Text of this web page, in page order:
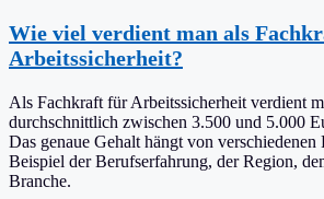
Wie viel verdient man als
Arbeitssicherheit?
Als Fachkraft für Arbeitssicherheit verdient
durchschnittlich zwischen 3.500 und 5.000
Das genaue Gehalt hängt von
Beispiel der Berufserfahrung, der Region,
Branche.